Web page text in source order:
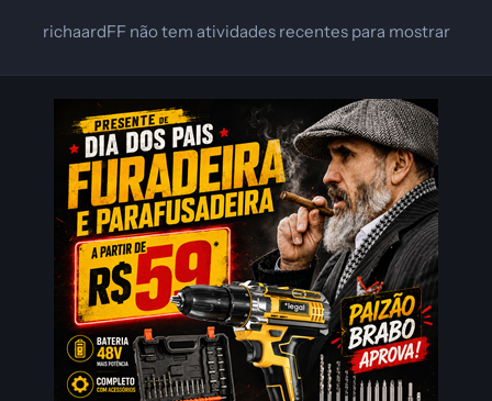
richaardFF não tem atividades recentes para mostrar